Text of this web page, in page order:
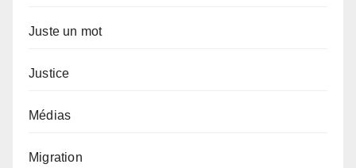
Juste un mot
Justice
Médias
Migration